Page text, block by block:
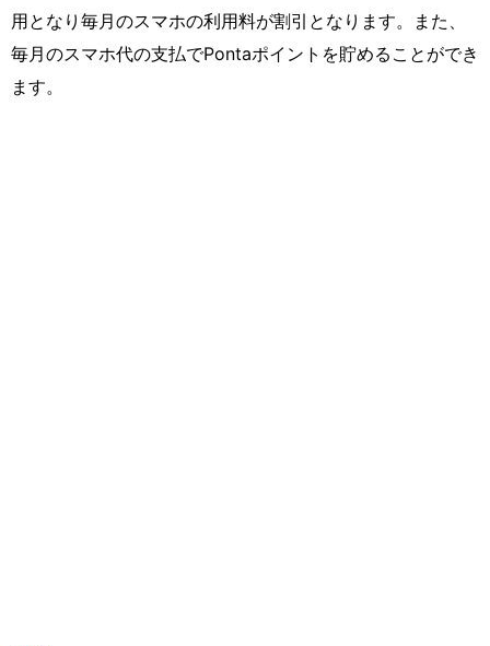
用となり毎月のスマホの利用料が割引となります。また、
毎月のスマホ代の支払でPontaポイントを貯めることができ
ます。